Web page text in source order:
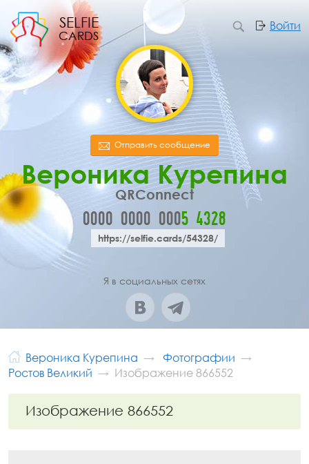
SELFIE
CARDS
Войти
Отправить сообщение
Вероника Курепина
QRConnect
0000 0000 0005 4328
https://selfie.cards/54328/
Я в социальных сетях
Вероника Курепина
Фотографии
Ростов Великий
Изображение 866552
Изображение 866552